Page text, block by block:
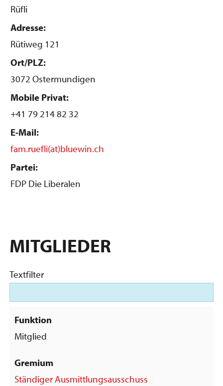
Rüfli
Adresse:
Rütiweg 121
Ort/PLZ:
3072 Ostermundigen
Mobile Privat:
+41 79 214 82 32
E-Mail:
fam.ruefli(at)bluewin.ch
Partei:
FDP Die Liberalen
MITGLIEDER
Textfilter
Mitglied
Ständiger Ausmittlungsausschuss